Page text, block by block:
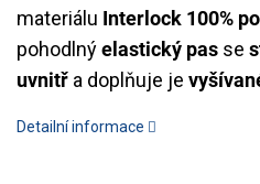
materiálu Interlock 100%
pohodlnýelastický pas se
uvnitř a doplňuje je
Detailní informace